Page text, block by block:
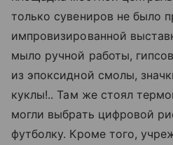
только сувениров не было
импровизированной
мыло ручной работы,
из эпоксидной смолы,
куклы!.. Там же стоял
могли выбрать цифровой
футболку. Кроме того,